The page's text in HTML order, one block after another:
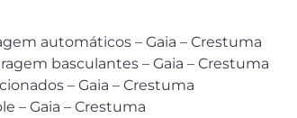
automáticos – Gaia – Crestuma
basculantes – Gaia – Crestuma
– Gaia – Crestuma
– Gaia – Crestuma